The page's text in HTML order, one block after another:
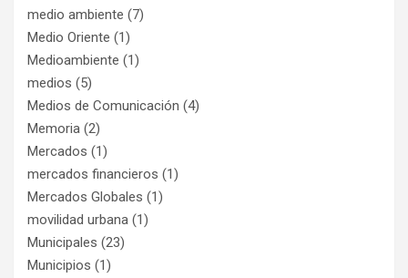
medio ambiente (7)
Medio Oriente (1)
Medioambiente (1)
medios (5)
Medios de Comunicación (4)
Memoria (2)
Mercados (1)
mercados financieros (1)
Mercados Globales (1)
movilidad urbana (1)
Municipales (23)
Municipios (1)